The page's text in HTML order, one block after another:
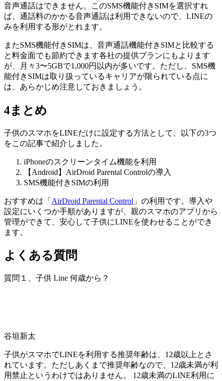
音声通話はできません。このSMS機能付きSIMを選択すれ
ば、通話料のかかる音声通話は利用できないので、LINEの
みを利用する形がとれます。
またSMS機能付きSIMは、音声通話機能付きSIMと比較する
と料金面でも節約できます各社の提供プランにもよります
が、月々3〜5GBで1,000円以内が多いです。ただし、SMS機
能付きSIMは取り扱っているキャリアが限られている点に
は、あらかじめ注意しておきましょう。
4まとめ
子供のスマホをLINEだけに設定する方法として、以下の3つ
をこの記事で紹介しました。
iPhoneのスクリーンタイム機能を利用
【Android】AirDroid Parental Controlの導入
SMS機能付きSIMの利用
おすすめは「 AirDroid Parental Control 」の利用です。導入や
設定にいくつか手順がありますが、親のスマホのアプリから
管理ができて、安心して子供にLINEを使わせることができ
ます。
よくある質問
質問１、子供 Line 何歳から？
谷垣新太
子供がスマホでLINEを利用する推奨年齢は、12歳以上とさ
れています。ただしあくまで推奨年齢なので、12歳未満が利
用禁止というわけではありません。 12歳未満のLINE利用に